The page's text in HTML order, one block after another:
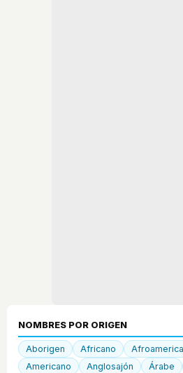
NOMBRES POR ORIGEN
Aborigen Africano
Americano
Anglosajón Árabe